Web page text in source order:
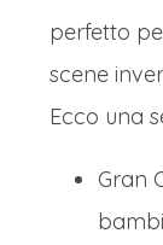
perfetto
scene
Ecco una
Gran